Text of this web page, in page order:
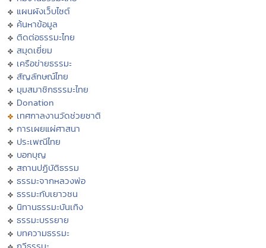
แผนผังเว็บไซต์
ค้นหาข้อมูล
ติดต่อธรรมะไทย
สมุดเยี่ยม
เครือข่ายธรรมะ
สัญลักษณ์ไทย
มุมสมาชิกธรรมะไทย
Donation
เทศกาลงานวัดช่วยชาติ
การเผยแผ่ศาสนา
ประเพณีไทย
บอกบุญ
สถานปฏิบัติธรรม
ธรรมะจากหลวงพ่อ
ธรรมะกับเยาวชน
นิทานธรรมะบันเทิง
ธรรมะบรรยาย
บทความธรรมะ